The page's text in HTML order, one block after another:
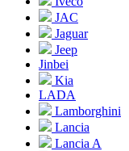
JAC
Jaguar
Jeep
Jinbei
Kia
LADA
Lamborghini
Lancia
Lancia A